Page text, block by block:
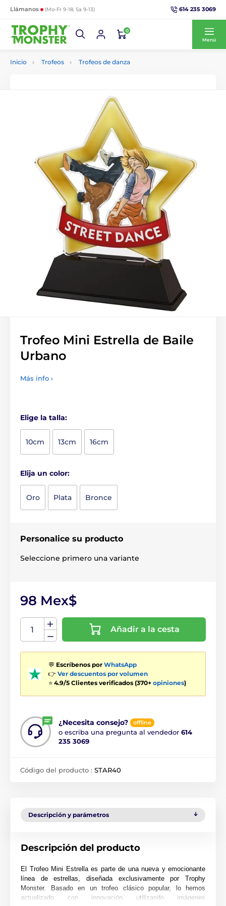
Llámanos (Mo-Fr 9-18, Sa 9-13) 614 235 3069
0
Menú
Inicio Trofeos Trofeos de danza
Trofeo Mini Estrella de Baile
Urbano
Más info ›
Elige la talla:
10cm 13cm 16cm
Elija un color:
Oro Plata Bronce
Personalice su producto
Seleccione primero una variante
98 Mex$
Añadir a la cesta
💬 Escríbenos por WhatsApp
👉 Ver descuentos por volumen
⭐ 4.9/5 Clientes verificados (370+ opiniones)
¿Necesita consejo? offline
o escriba una pregunta al vendedor 614
235 3069
Código del producto : STAR40
Descripción y parámetros
Descripción del producto
El Trofeo Mini Estrella es parte de una nueva y emocionante
línea de estrellas, diseñada exclusivamente por Trophy
Monster. Basado en un trofeo clásico popular, lo hemos
actualizado con innovación utilizando imágenes